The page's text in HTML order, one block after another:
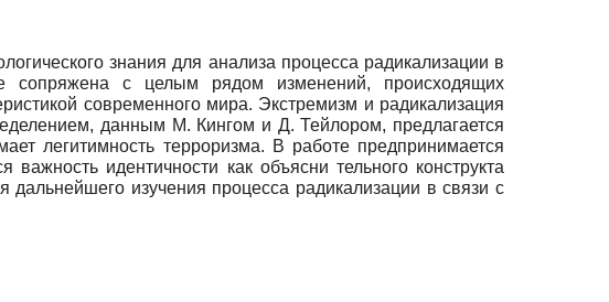
знания для анализа процесса радикализации в
сопряжена с целым рядом изменений, происходящих
современного мира. Экстремизм и радикализация
данным М. Кингом и Д. Тейлором, предлагается
легитимность терроризма. В работе предпринимается
идентичности как объясни тельного конструкта
изучения процесса радикализации в связи с